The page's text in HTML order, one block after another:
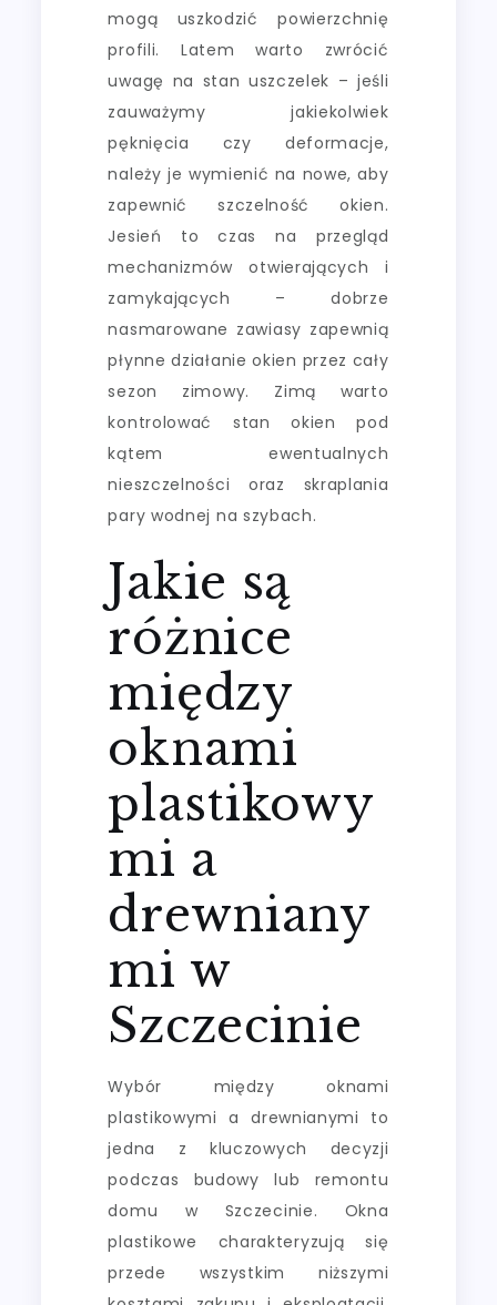
mogą uszkodzić powierzchnię
profili. Latem warto zwrócić
uwagę na stan uszczelek – jeśli
zauważymy jakiekolwiek
pęknięcia czy deformacje,
należy je wymienić na nowe, aby
zapewnić szczelność okien.
Jesień to czas na przegląd
mechanizmów otwierających i
zamykających – dobrze
nasmarowane zawiasy zapewnią
płynne działanie okien przez cały
sezon zimowy. Zimą warto
kontrolować stan okien pod
kątem ewentualnych
nieszczelności oraz skraplania
pary wodnej na szybach.
Jakie są
różnice
między
oknami
plastikowy
mi a
drewniany
mi w
Szczecinie
Wybór między oknami
plastikowymi a drewnianymi to
jedna z kluczowych decyzji
podczas budowy lub remontu
domu w Szczecinie. Okna
plastikowe charakteryzują się
przede wszystkim niższymi